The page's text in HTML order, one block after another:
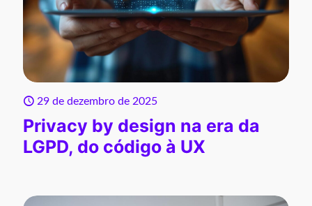
29 de dezembro de 2025
Privacy by design na era da
LGPD, do código à UX